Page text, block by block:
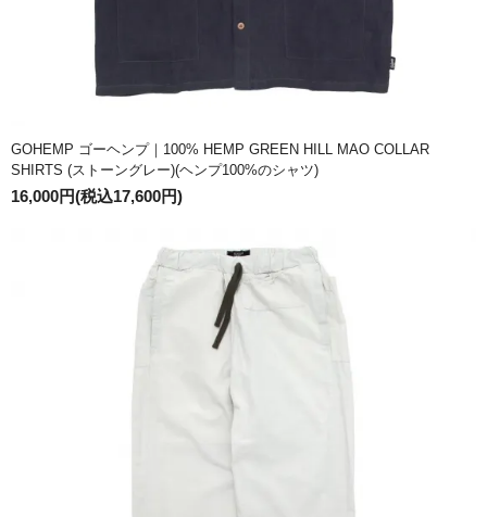
GOHEMP ゴーヘンプ｜100% HEMP GREEN HILL MAO COLLAR
SHIRTS (ストーングレー)(ヘンプ100%のシャツ)
16,000円(税込17,600円)